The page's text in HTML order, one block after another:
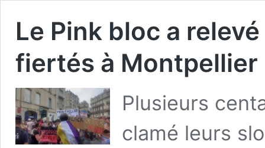
Le Pink bloc a
fiertés à Montpellier
Plusieurs
clamé leurs